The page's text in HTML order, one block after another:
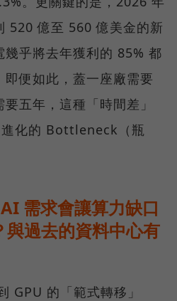
520 億至 560 億美金的新
幾乎將去年獲利的 85% 都
便如此，蓋一座廠需要
五年，這種「時間差」
化的 Bottleneck（瓶
需求會讓算力缺口
過去的資料中心有
GPU 的「範式轉移」